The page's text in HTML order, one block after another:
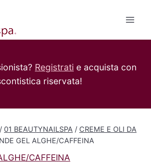
Registrati e acquista con
riservata!
/ 01 BEAUTYNAILSPA / CREME E OLI DA
GEL ALGHE/CAFFEINA